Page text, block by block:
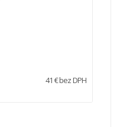
41 € bez DPH